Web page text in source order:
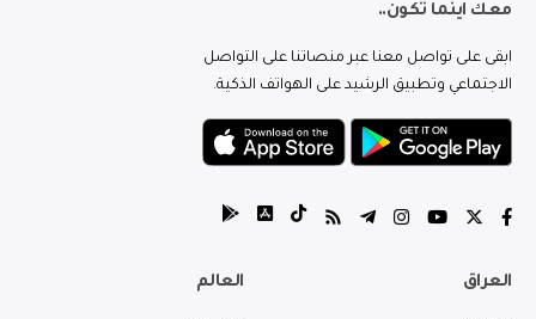
معك اينما تكون..
ابقى على تواصل معنا عبر منصاتنا على التواصل
الاجتماعي وتطبيق الرشيد على الهواتف الذكية.
العراق العالم